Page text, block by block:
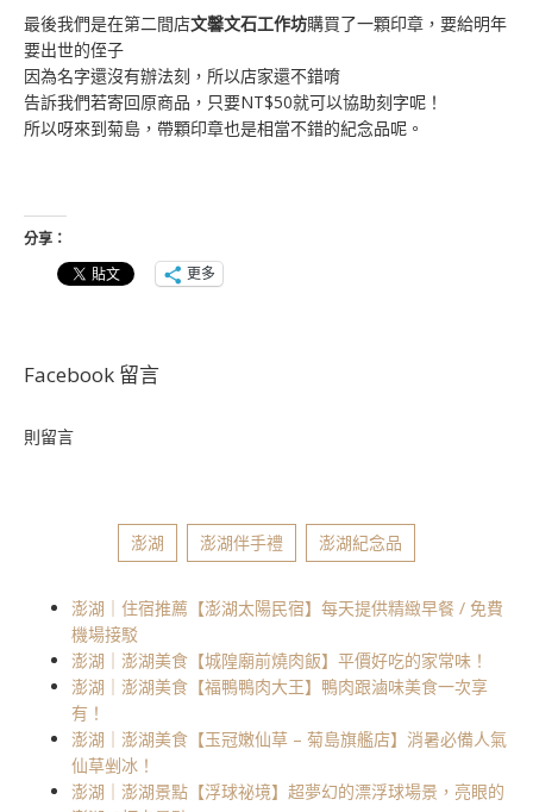
最後我們是在第二間店文馨文石工作坊購買了一顆印章，要給明年
要出世的侄子
因為名字還沒有辦法刻，所以店家還不錯唷
告訴我們若寄回原商品，只要NT$50就可以協助刻字呢！
所以呀來到菊島，帶顆印章也是相當不錯的紀念品呢。
分享：
更多
Facebook 留言
則留言
澎湖 澎湖伴手禮 澎湖紀念品
澎湖｜住宿推薦【澎湖太陽民宿】每天提供精緻早餐 / 免費
機場接駁
澎湖｜澎湖美食【城隍廟前燒肉飯】平價好吃的家常味！
澎湖｜澎湖美食【福鴨鴨肉大王】鴨肉跟滷味美食一次享
有！
澎湖｜澎湖美食【玉冠嫩仙草 – 菊島旗艦店】消暑必備人氣
仙草剉冰！
澎湖｜澎湖景點【浮球祕境】超夢幻的漂浮球場景，亮眼的